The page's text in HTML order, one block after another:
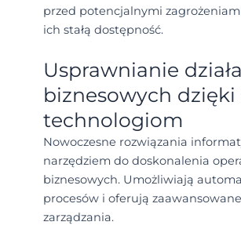
przed potencjalnymi
ich stałą dostępność.
Usprawnianie
biznesowych
technologiom
Nowoczesne rozwiązania
narzędziem do doskonalenia
biznesowych. Umożliwiają
procesów i oferują
zarządzania.